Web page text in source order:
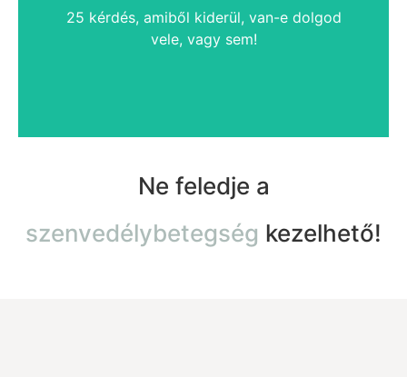
25 kérdés, amiből kiderül, van-e dolgod
vele, vagy sem!
Töltsd le a kérdéseket. Ha 5-8 vagy ezek feletti
igen választ tudtál adni a kérdésekre, akkor
Ne feledje a
szenvedélybetegség kezelhető!